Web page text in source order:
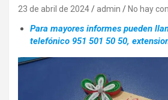
23 de abril de 2024 admin No hay
Para mayores informes pueden
telefónico 951 501 50 50,